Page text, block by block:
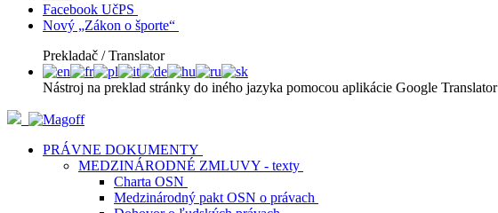
Facebook UčPS
Nový „Zákon o športe“
Prekladač / Translator
Nástroj na preklad stránky do iného jazyka pomocou aplikácie Google Translator
PRÁVNE DOKUMENTY
MEDZINÁRODNÉ ZMLUVY - texty
Charta OSN
Medzinárodný pakt OSN o právach